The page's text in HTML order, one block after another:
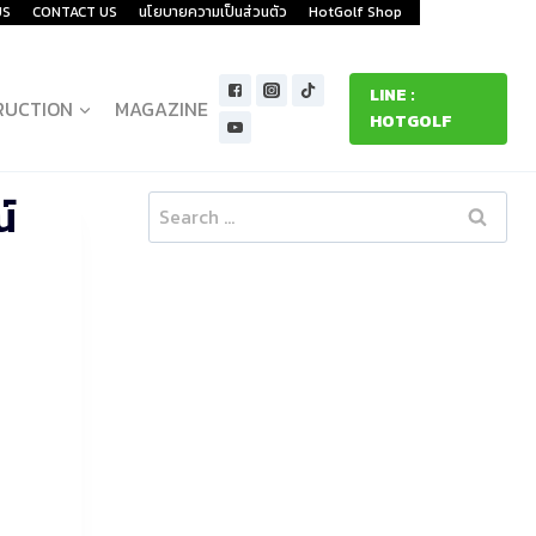
CONTACT US นโยบายความเป็นส่วนตัว HotGolf Shop
MAGAZINE
LINE :
HOTGOLF
Search
for: